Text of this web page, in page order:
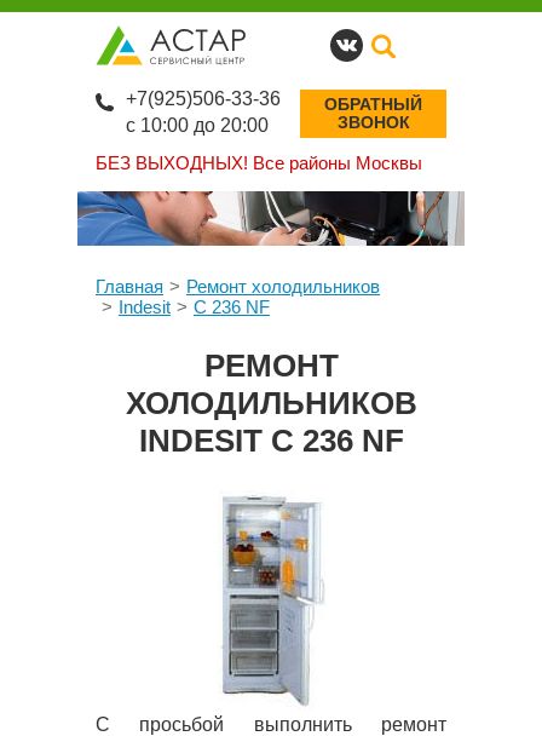
БЕЗ ВЫХОДНЫХ! Все районы Москвы
+7(925)506-33-36
с 10:00 до 20:00
ОБРАТНЫЙ
ЗВОНОК
Главная
Ремонт холодильников
Indesit
C 236 NF
РЕМОНТ
ХОЛОДИЛЬНИКОВ
INDESIT C 236 NF
С просьбой выполнить ремонт